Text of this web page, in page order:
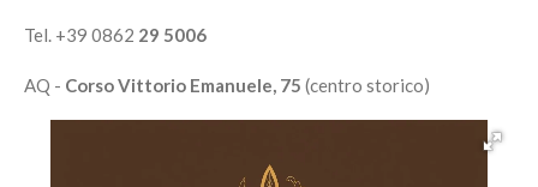
Tel. +39 0862 29 5006
AQ - Corso Vittorio Emanuele, 75 (centro storico)